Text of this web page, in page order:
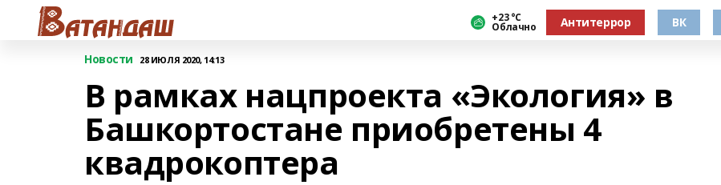
+23 °С
Облачно Антитеррор ВК
Новости 28 ИЮЛЯ 2020, 14:13
В рамках нацпроекта «Экология» в
Башкортостане приобретены 4
квадрокоптера